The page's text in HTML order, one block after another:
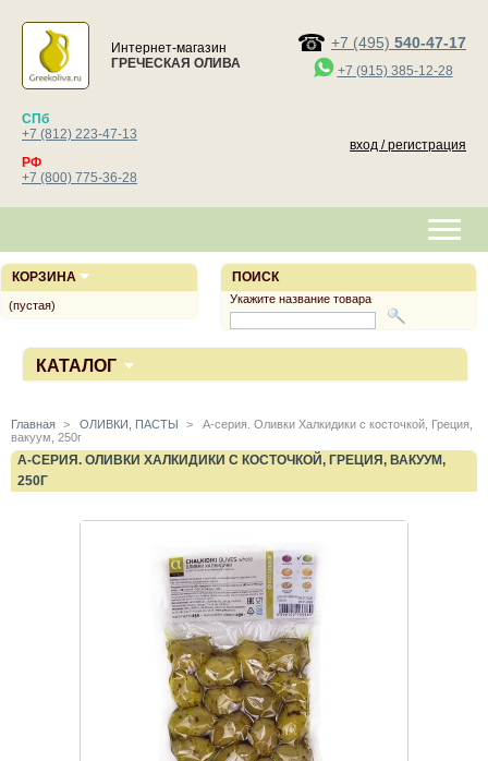
Интернет-магазин
ГРЕЧЕСКАЯ ОЛИВА
+7 (495) 540-47-17
+7 (915) 385-12-28
СПб
+7 (812) 223-47-13
РФ
+7 (800) 775-36-28
вход / регистрация
КАТАЛОГ
Главная > ОЛИВКИ, ПАСТЫ >
А-серия. Оливки Халкидики с косточкой, Греция,
вакуум, 250г
А-СЕРИЯ. ОЛИВКИ ХАЛКИДИКИ С КОСТОЧКОЙ, ГРЕЦИЯ, ВАКУУМ,
250Г
ПОИСК
Укажите название товара
КОРЗИНА
(пустая)